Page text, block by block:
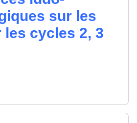
sur les
les cycles 2, 3